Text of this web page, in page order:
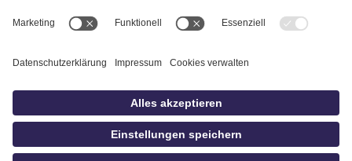
Impressum
idowa
Privatsphäre